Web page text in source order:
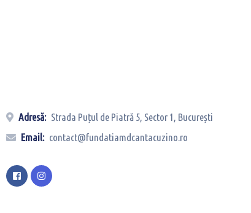
Adresă: Strada Puțul de Piatră 5, Sector 1, București
Email: contact@fundatiamdcantacuzino.ro